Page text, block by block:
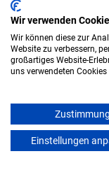
Duales
Wir verwenden
Wir können diese zur
Website zu verbessern,
großartiges Website-
uns verwendeten
Zustimmung
Einstellungen